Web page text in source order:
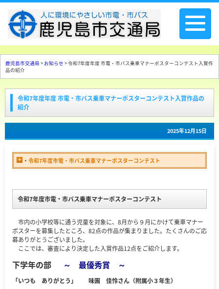
鹿児島市交通局 > お知らせ > 令和7年度年度 市電・市バス乗車マナーポスターコンテスト入賞作
品の紹介
令和7年度年度 市電・市バス乗車マナーポスターコンテスト入賞作品の
紹介
2025年12月15日
・ 令和7年度市電・市バス乗車マナーポスターコンテスト
令和7年度市電・市バス乗車マナーポスターコンテスト
市内の小学校等に通う児童を対象に、8月から９月にかけて乗車マナー
ポスターを募集したところ、82点の作品が集まりました。たくさんのご応
募ありがとうございました。
ここでは、審査により決定した入賞作品12点をご紹介します。
下学年の部 ～ 最優秀賞 ～
「いつも ありがとう」 味園 佳怜さん（附属小３年生）